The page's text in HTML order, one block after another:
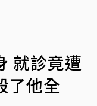
就診竟遭
了他全